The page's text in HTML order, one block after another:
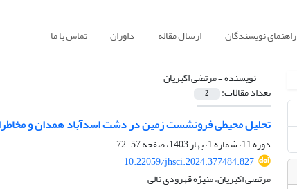
راهنمای نویسندگان ارسال مقاله داوران تماس با ما
نویسنده =مرتضی اکبریان
تعداد مقالات: 2
تحلیل محیطی فرونشست زمین در دشت اسدآباد همدان و
دوره 11، شماره 1، بهار 1403، صفحه
57-72
10.22059/jhsci.2024.377484.827
مرتضی اکبریان، منیژه قهرودی تالی